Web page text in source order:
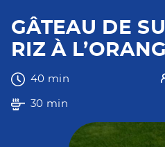
GÂTEAU DE
RIZ À
40 min
30 min